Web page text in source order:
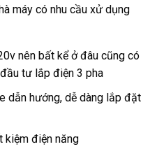
máy có nhu cầu xử dụng
nên bất kể ở đâu cũng có
tư lắp điện 3 pha
dẫn hướng, dễ dàng lắp đặt
kiệm điện năng